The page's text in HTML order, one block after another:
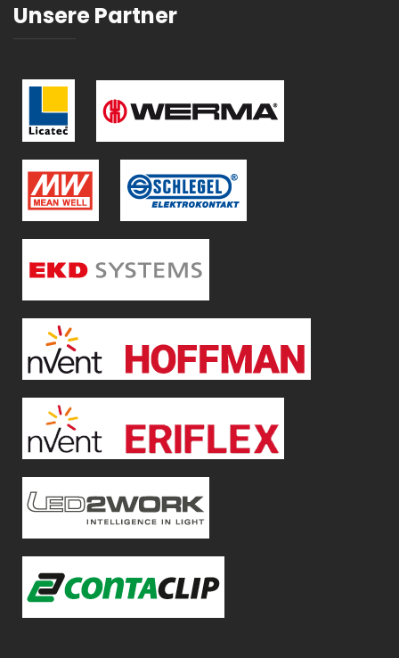
Unsere Partner